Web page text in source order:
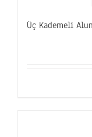
Üç Kademeli